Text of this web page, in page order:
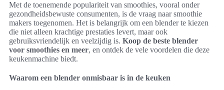
Met de toenemende populariteit van smoothies, vooral onder
gezondheidsbewuste consumenten, is de vraag naar smoothie
makers toegenomen. Het is belangrijk om een blender te kiezen
die niet alleen krachtige prestaties levert, maar ook
gebruiksvriendelijk en veelzijdig is. Koop de beste blender
voor smoothies en meer, en ontdek de vele voordelen die deze
keukenmachine biedt.
Waarom een blender onmisbaar is in de keuken